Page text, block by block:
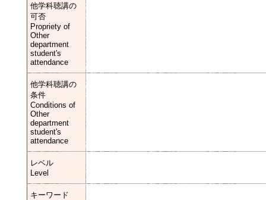
他学科聴講の
可否
Propriety of
Other
department
student's
attendance
他学科聴講の
条件
Conditions of
Other
department
student's
attendance
レベル
Level
キーワード